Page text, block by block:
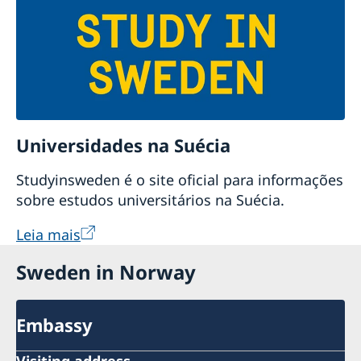
Universidades na Suécia
Studyinsweden é o site oficial para informações
sobre estudos universitários na Suécia.
Leia mais
Sweden in Norway
Embassy